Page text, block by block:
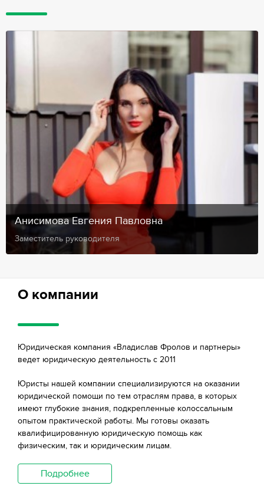
Анисимова Евгения Павловна
Заместитель руководителя
О компании
Юридическая компания «Владислав Фролов и партнеры»
ведет юридическую деятельность с 2011
Юристы нашей компании специализируются на оказании
юридической помощи по тем отраслям права, в которых
имеют глубокие знания, подкрепленные колоссальным
опытом практической работы. Мы готовы оказать
квалифицированную юридическую помощь как
физическим, так и юридическим лицам.
Подробнее